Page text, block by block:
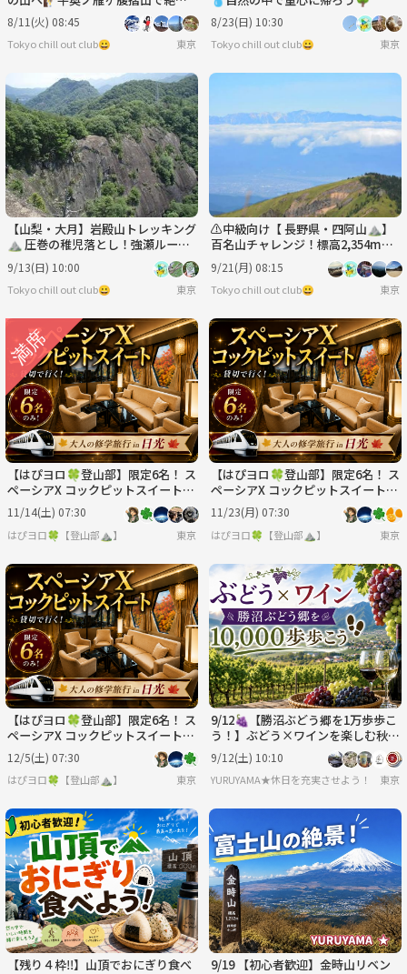
トレッキング
8/11(火) 08:45
Tokyo chill out club😀 東京
8/23(日) 10:30
Tokyo chill out club😀 東京
【山梨・大月】岩殿山トレッキング
⛰ 圧巻の稚児落とし！強瀬ルー
ト!!
9/13(日) 10:00
Tokyo chill out club😀 東京
⚠️中級向け【 長野県・四阿山⛰】
百名山チャレンジ！標高2,354mの
絶景へ⭐️
9/21(月) 08:15
Tokyo chill out club😀 東京
【はぴヨロ🍀登山部】限定6名！ ス
ペーシアX コックピットスイート貸
切✨ 大人の修学旅行 in 日光🍁
11/14(土) 07:30
はぴヨロ🍀【登山部⛰️】 東京
【はぴヨロ🍀登山部】限定6名！ ス
ペーシアX コックピットスイート貸
切✨ 大人の修学旅行 in 日光🍁
11/23(月) 07:30
はぴヨロ🍀【登山部⛰️】 東京
【はぴヨロ🍀登山部】限定6名！ ス
ペーシアX コックピットスイート貸
切✨ 大人の修学旅行 in 日光🍁
12/5(土) 07:30
はぴヨロ🍀【登山部⛰️】 東京
9/12🍇【勝沼ぶどう郷を1万歩歩こ
う！】ぶどう×ワインを楽しむ秋の
日帰り旅🍷
9/12(土) 10:10
YURUYAMA★休日を充実させよう！（グル
東京
【残り４枠‼️】山頂でおにぎり食べ
9/19 【初心者歓迎】金時山リベン